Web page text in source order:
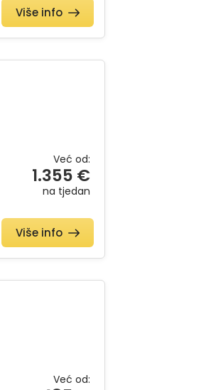
Više info
Već od:
1.355 €
na tjedan
Više info
Već od: